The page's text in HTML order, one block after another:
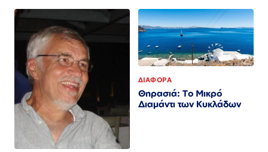
ΔΙΑΦΟΡΑ
Θηρασιά: Το Μικρό
Διαμάντι των Κυκλάδων